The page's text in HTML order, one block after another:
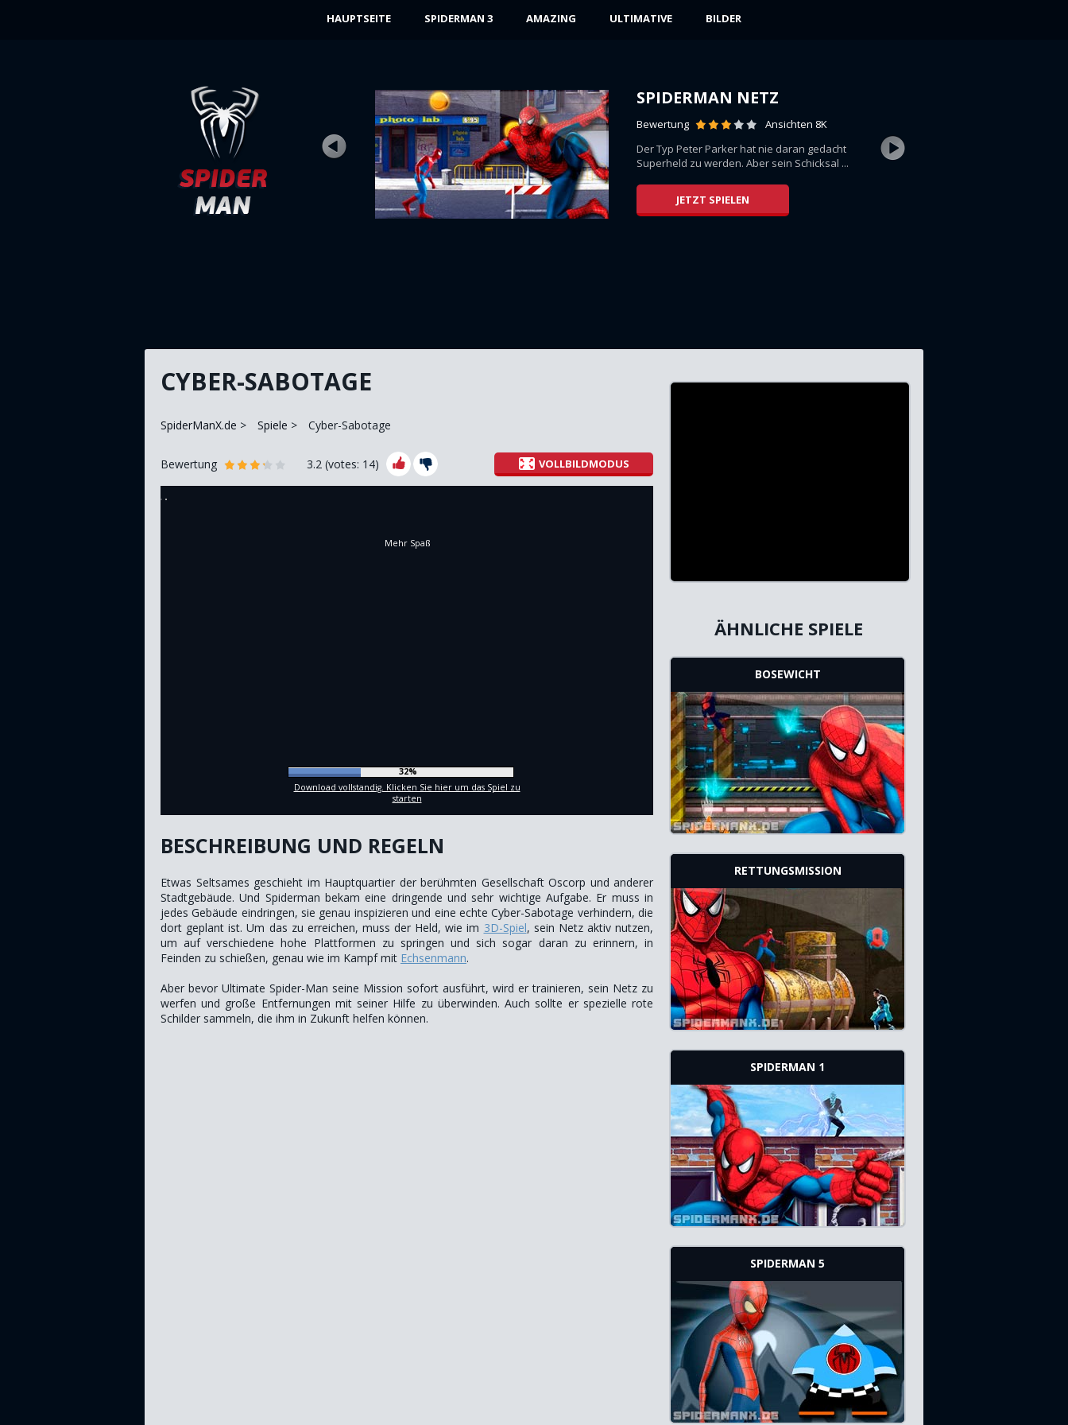
HAUPTSEITE SPIDERMAN 3 AMAZING ULTIMATIVE BILDER
FOTOJAGD
Bewertung
Die berühmte Stadtzeitung The Daily Bugle
hat sich entschieden, weitere Fotografen ...
JETZT SPIELEN
SPIDERMAN NETZ
Bewertung
Ansichten 8K
Der Typ Peter Parker hat nie daran gedacht
Superheld zu werden. Aber sein Schicksal ...
JETZT SPIELEN
CYBER-SABOTAGE
SpiderManX.de Spiele Cyber-Sabotage
Bewertung 3.2 (votes: 14) VOLLBILDMODUS
Mehr Spaß
35%
Download vollstandig. Klicken Sie hier um das Spiel zu
starten
BESCHREIBUNG UND REGELN
Etwas Seltsames geschieht im Hauptquartier der berühmten Gesellschaft Oscorp und anderer
Stadtgebäude. Und Spiderman bekam eine dringende und sehr wichtige Aufgabe. Er muss in
jedes Gebäude eindringen, sie genau inspizieren und eine echte Cyber-Sabotage verhindern, die
dort geplant ist. Um das zu erreichen, muss der Held, wie im 3D-Spiel, sein Netz aktiv nutzen,
um auf verschiedene hohe Plattformen zu springen und sich sogar daran zu erinnern, in
Feinden zu schießen, genau wie im Kampf mit Echsenmann.
Aber bevor Ultimate Spider-Man seine Mission sofort ausführt, wird er trainieren, sein Netz zu
werfen und große Entfernungen mit seiner Hilfe zu überwinden. Auch sollte er spezielle rote
Schilder sammeln, die ihm in Zukunft helfen können.
ÄHNLICHE SPIELE
BOSEWICHT
RETTUNGSMISSION
SPIDERMAN 1
SPIDERMAN 5